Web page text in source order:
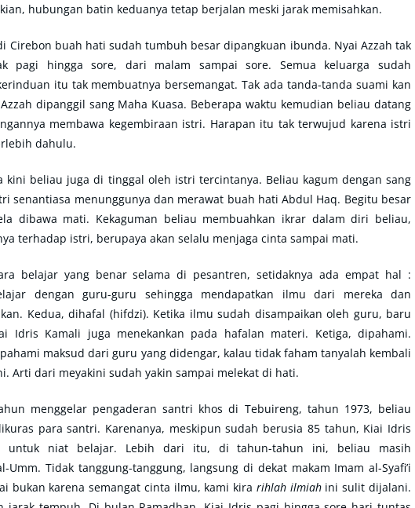
hubungan batin keduanya tetap berjalan meski jarak memisahkan.
Cirebon buah hati sudah tumbuh besar dipangkuan ibunda. Nyai Azzah tak
pagi hingga sore, dari malam sampai sore. Semua keluarga sudah
itu tak membuatnya bersemangat. Tak ada tanda-tanda suami kan
dipanggil sang Maha Kuasa. Beberapa waktu kemudian beliau datang
membawa kegembiraan istri. Harapan itu tak terwujud karena istri
dahulu.
kini beliau juga di tinggal oleh istri tercintanya. Beliau kagum dengan sang
senantiasa menunggunya dan merawat buah hati Abdul Haq. Begitu besar
dibawa mati. Kekaguman beliau membuahkan ikrar dalam diri beliau,
terhadap istri, berupaya akan selalu menjaga cinta sampai mati.
belajar yang benar selama di pesantren, setidaknya ada empat hal :
dengan guru-guru sehingga mendapatkan ilmu dari mereka dan
Kedua, dihafal (hifdzi). Ketika ilmu sudah disampaikan oleh guru, baru
Idris Kamali juga menekankan pada hafalan materi. Ketiga, dipahami.
maksud dari guru yang didengar, kalau tidak faham tanyalah kembali
Arti dari meyakini sudah yakin sampai melekat di hati.
menggelar pengaderan santri khos di Tebuireng, tahun 1973, beliau
para santri. Karenanya, meskipun sudah berusia 85 tahun, Kiai Idris
untuk niat belajar. Lebih dari itu, di tahun-tahun ini, beliau masih
Umm. Tidak tanggung-tanggung, langsung di dekat makam Imam al-Syafi’i
bukan karena semangat cinta ilmu, kami kira rihlah ilmiahini sulit dijalani.